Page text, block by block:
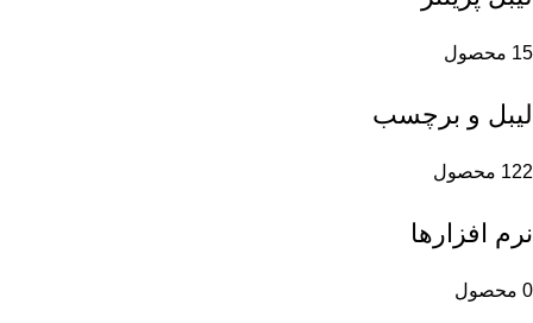
15 محصول
لیبل و برچسب
122 محصول
نرم افزارها
0 محصول